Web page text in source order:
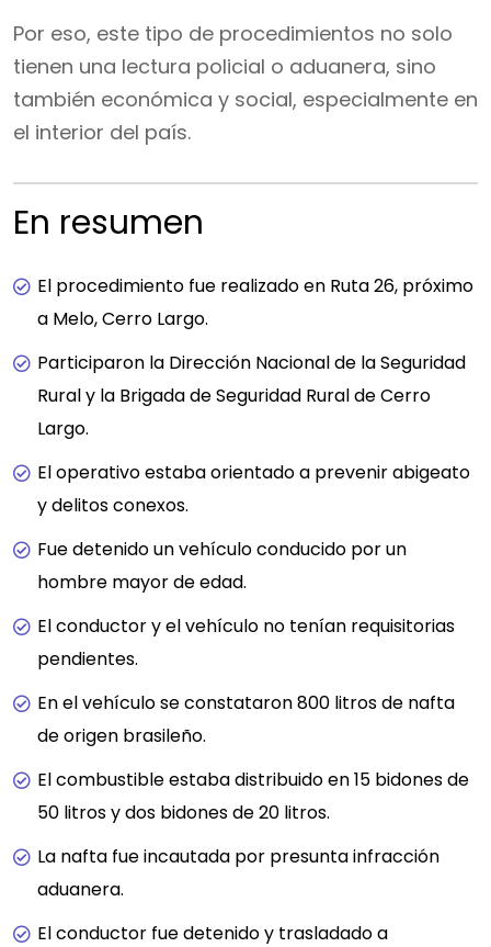
Por eso, este tipo de procedimientos no solo
tienen una lectura policial o aduanera, sino
también económica y social, especialmente en
el interior del país.
En resumen
El procedimiento fue realizado en Ruta 26, próximo
a Melo, Cerro Largo.
Participaron la Dirección Nacional de la Seguridad
Rural y la Brigada de Seguridad Rural de Cerro
Largo.
El operativo estaba orientado a prevenir abigeato
y delitos conexos.
Fue detenido un vehículo conducido por un
hombre mayor de edad.
El conductor y el vehículo no tenían requisitorias
pendientes.
En el vehículo se constataron 800 litros de nafta
de origen brasileño.
El combustible estaba distribuido en 15 bidones de
50 litros y dos bidones de 20 litros.
La nafta fue incautada por presunta infracción
aduanera.
El conductor fue detenido y trasladado a